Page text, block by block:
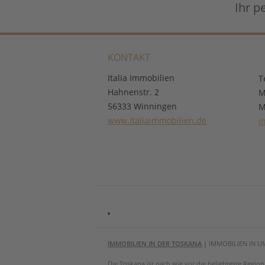
Ihr
KONTAKT
Italia Immobilien
Hahnenstr. 2
56333 Winningen
www.italiaimmobilien.de
IMMOBILIEN IN DER TOSKANA | IMMOBILIEN IN